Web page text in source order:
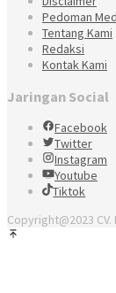
Pedoman
Tentang Kami
Redaksi
Kontak Kami
Jaringan Social
Facebook
Twitter
Instagram
Youtube
Tiktok
Copyright@2023